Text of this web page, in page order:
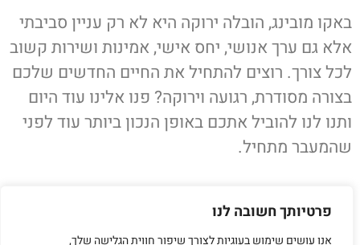
פרטיותך חשובה לנו
אנו עושים שימוש בעוגיות לצורך שיפור חווית הגלישה שלך,
באקו מובינג, הובלה ירוקה היא לא רק עניין סביבתי
אלא גם ערך אנושי, יחס אישי, אמינות ושירות קשוב
לכל צורך. רוצים להתחיל את החיים החדשים שלכם
בצורה מסודרת, רגועה וירוקה? פנו אלינו עוד היום
ותנו לנו להוביל אתכם באופן הנכון ביותר עוד לפני
שהמעבר מתחיל.